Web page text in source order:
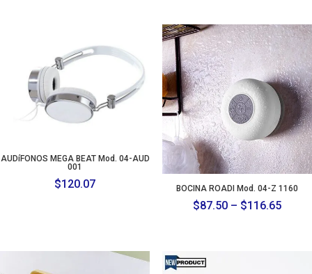
AUDíFONOS MEGA BEAT Mod. 04-AUD
001
$120.07 BOCINA ROADI Mod. 04-Z 1160
$87.50 – $116.65Price